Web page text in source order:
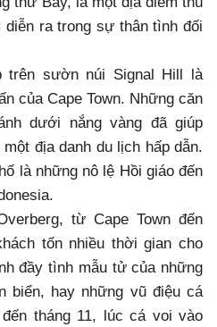
ra trong sự thân tình đối
trên sườn núi Signal Hill là
của Cape Town. Những căn
dưới nắng vàng đã giúp
địa danh du lịch hấp dẫn.
là những nô lệ Hồi giáo đến
từ Cape Town đến
tốn nhiều thời gian cho
đầy tình mẫu tử của những
biển, hay những vũ điệu cá
tháng 11, lúc cá voi vào